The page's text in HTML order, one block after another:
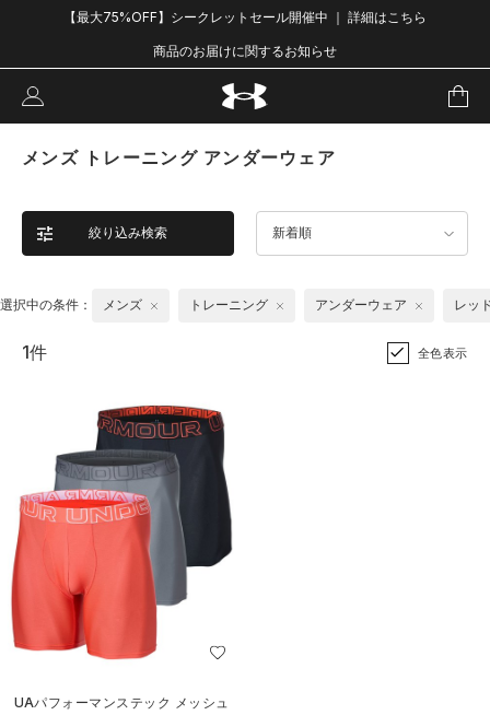
【最大75%OFF】シークレットセール開催中 ｜ 詳細はこちら
商品のお届けに関するお知らせ
メンズ トレーニング アンダーウェア
絞り込み検索 新着順
選択中の条件： メンズ トレーニング アンダーウェア レッ
1件 全色表示
UAパフォーマンステック メッシュ